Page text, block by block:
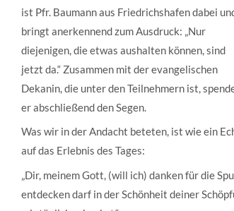
ist Pfr. Baumann aus Friedrichshafen dabei
bringt anerkennend zum Ausdruck: „Nur
diejenigen, die etwas aushalten können, sind
jetzt da.“ Zusammen mit der evangelischen
Dekanin, die unter den Teilnehmern ist,
er abschließend den Segen.
Was wir in der Andacht beteten, ist wie ein
auf das Erlebnis des Tages:
„Dir, meinem Gott, (will ich) danken für die
entdecken darf in der Schönheit deiner